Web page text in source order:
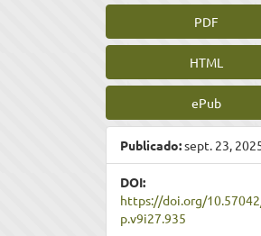
PDF
HTML
ePub
Publicado:sept. 23,
DOI:
https://doi.org/
p.v9i27.935